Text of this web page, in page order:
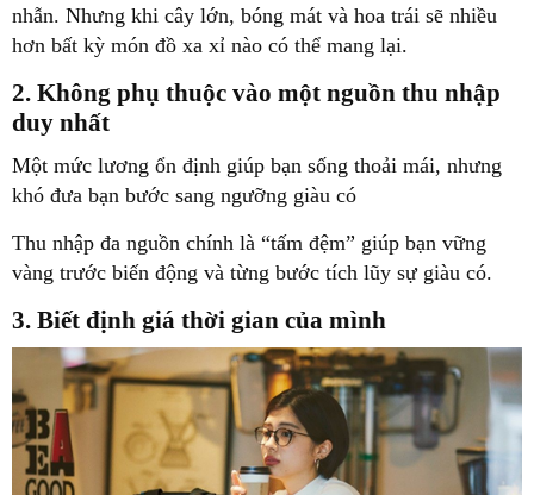
nhẫn. Nhưng khi cây lớn, bóng mát và hoa trái sẽ nhiều
hơn bất kỳ món đồ xa xỉ nào có thể mang lại.
2. Không phụ thuộc vào một nguồn thu nhập
duy nhất
Một mức lương ổn định giúp bạn sống thoải mái, nhưng
khó đưa bạn bước sang ngưỡng giàu có
Thu nhập đa nguồn chính là “tấm đệm” giúp bạn vững
vàng trước biến động và từng bước tích lũy sự giàu có.
3. Biết định giá thời gian của mình